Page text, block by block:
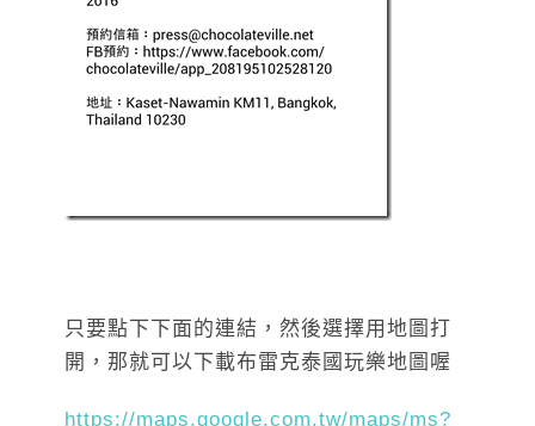
只要點下下面的連結，然後選擇用地圖打
開，那就可以下載布雷克泰國玩樂地圖喔
https://maps.google.com.tw/maps/ms?